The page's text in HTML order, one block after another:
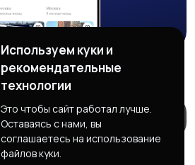
Используем куки и
рекомендательные
технологии
Это чтобы сайт работал лучше.
Оставаясь с нами, вы
соглашаетесь на использование
файлов куки.